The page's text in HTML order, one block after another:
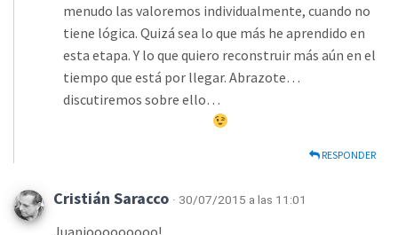
menudo las valoremos individualmente, cuando no
tiene lógica. Quizá sea lo que más he aprendido en
esta etapa. Y lo que quiero reconstruir más aún en el
tiempo que está por llegar. Abrazote…
discutiremos sobre ello…
RESPONDER
Cristián Saracco · 30/07/2015 a las 11:01
Juanjooooooooo!